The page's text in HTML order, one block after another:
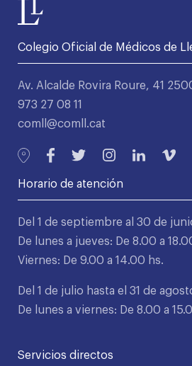
Colegio Oficial de Médicos de
Av. Alcalde Rovira Roure, 41
973 27 08 11
comll@comll.cat
Horario de atención
Del 1 de septiembre al 30 de
De lunes a jueves: De 8.00 a
Viernes: De 9.00 a 14.00 hs.
Del 1 de julio hasta el 31 de
De lunes a viernes: De 8.00 a
Servicios directos